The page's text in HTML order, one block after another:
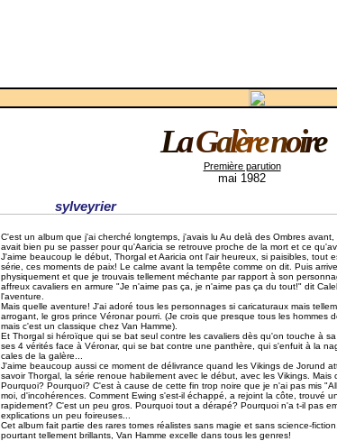
LaGalèrenoire
Première parution
mai 1982
sylveyrier
C'est un album que j'ai cherché longtemps, j'avais lu Au delà des Ombres
avait bien pu se passer pour qu'Aaricia se retrouve proche de la mort et ce
J'aime beaucoup le début, Thorgal et Aaricia ont l'air heureux, si paisibles, tout
série, ces moments de paix! Le calme avant la tempête comme on dit. Puis
physiquement et que je trouvais tellement méchante par rapport à son
affreux cavaliers en armure "Je n'aime pas ça, je n'aime pas ça du tout!" dit
l'aventure.
Mais quelle aventure! J'ai adoré tous les personnages si caricaturaux mais
arrogant, le gros prince Véronar pourri. (Je crois que presque tous les hommes
mais c'est un classique chez Van Hamme).
Et Thorgal si héroïque qui se bat seul contre les cavaliers dès qu'on touche à
ses 4 vérités face à Véronar, qui se bat contre une panthère, qui s'enfuit à la
cales de la galère...
J'aime beaucoup aussi ce moment de délivrance quand les Vikings de Jorund
savoir Thorgal, la série renoue habilement avec le début, avec les Vikings.
Pourquoi? Pourquoi? C'est à cause de cette fin trop noire que je n'ai pas mis
moi, d'incohérences. Comment Ewing s'est-il échappé, a rejoint la côte, trouvé
rapidement? C'est un peu gros. Pourquoi tout a dérapé? Pourquoi n'a t-il pas
explications un peu foireuses...
Cet album fait partie des rares tomes réalistes sans magie et sans science-
pourtant tellement brillants, Van Hamme excelle dans tous les genres!